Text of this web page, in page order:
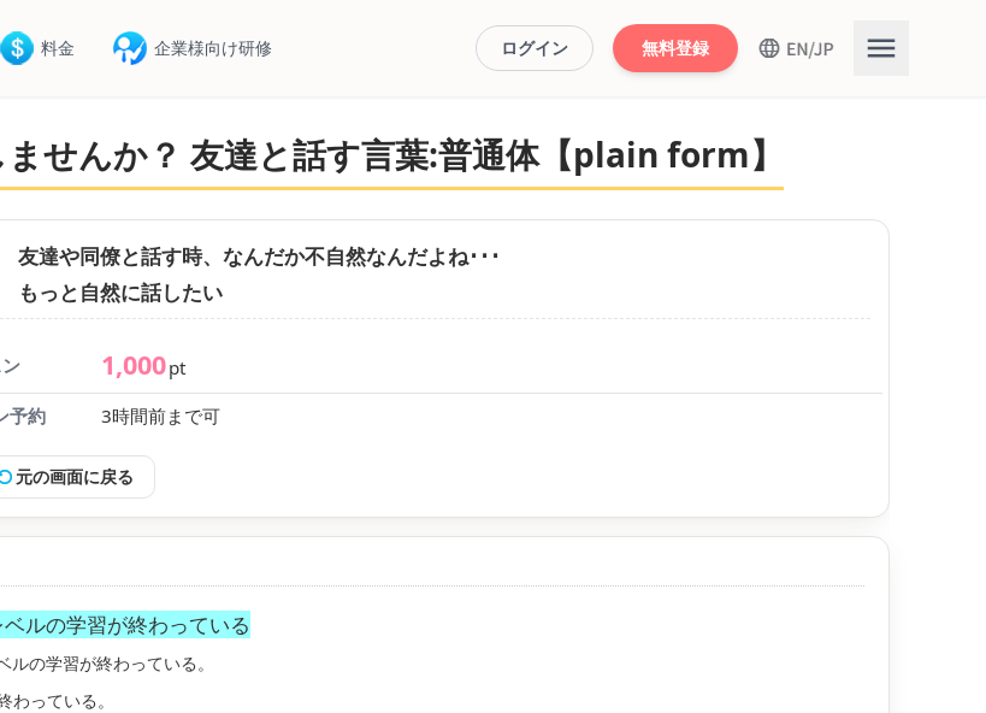
料金 企業様向け研修 ログイン 無料登録
ませんか？ 友達と話す言葉:普通体【plain form】
友達や同僚と話す時、なんだか不自然なんだよね･･･
もっと自然に話したい
1,000pt
予約
3時間前まで可
元の画面に戻る
ルの学習が終わっている
の学習が終わっている。
っている。